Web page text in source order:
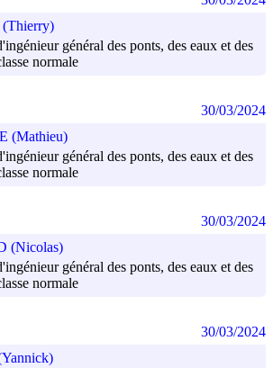
général des ponts, des eaux et des
normale
(Mathieu)
général des ponts, des eaux et des
normale
30/03/2024
(Nicolas)
général des ponts, des eaux et des
normale
30/03/2024
30/03/2024